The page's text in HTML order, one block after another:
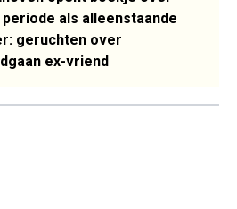
als alleenstaande
geruchten over
ex-vriend